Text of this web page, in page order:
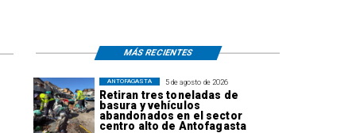
5 de agosto de 2026
Retiran tres toneladas de
basura y vehículos
abandonados en el sector
centro alto de Antofagasta
ANTOFAGASTA
MÁS RECIENTES